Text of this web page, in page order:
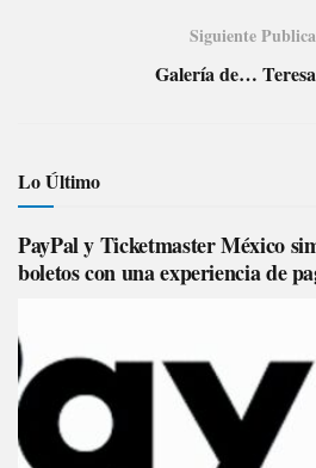
Siguiente
Galería de…
Lo Último
PayPal y Ticketmaster México
boletos con una experiencia de